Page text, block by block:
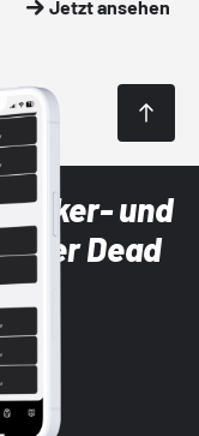
Jetzt ansehen
und
der Dead